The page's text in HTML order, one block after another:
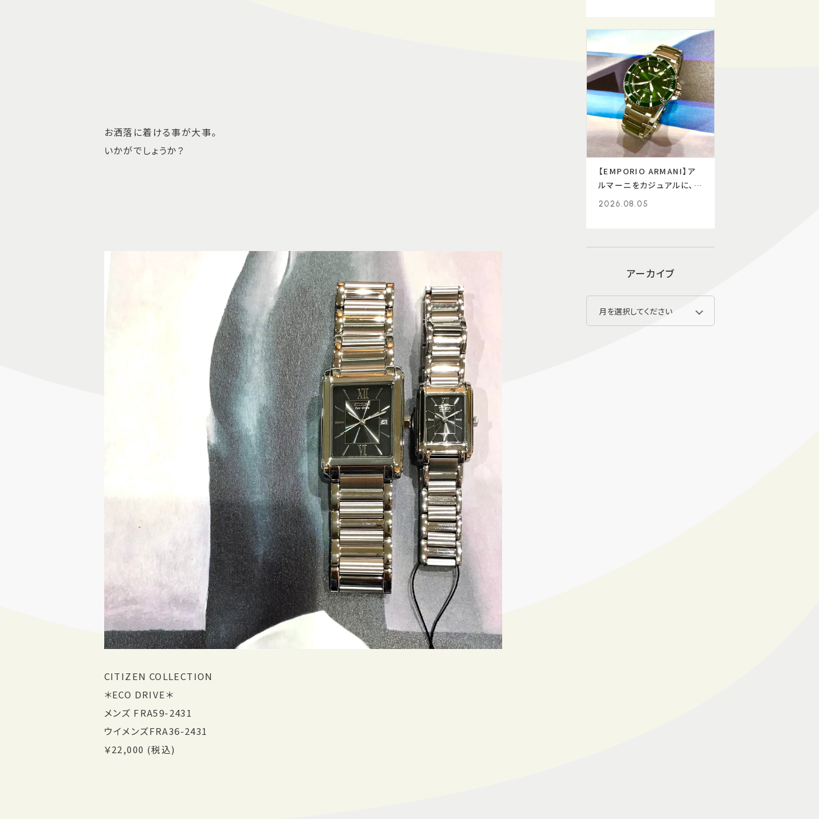
お洒落に着ける事が大事。
いかがでしょうか？
CITIZEN COLLECTION
＊ECO DRIVE＊
メンズ FRA59-2431
ウイメンズFRA36-2431
￥22,000 (税込)
【EMPORIO ARMANI】ア
ルマーニをカジュアルに、着
ける★
2026.08.05
アーカイブ